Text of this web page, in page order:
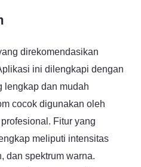
direkomendasikan
ini dilengkapi dengan
lengkap dan mudah
cocok digunakan oleh
Fitur yang
meliputi intensitas
dan spektrum warna.